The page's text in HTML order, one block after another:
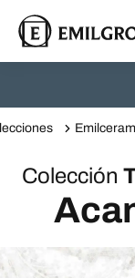
Colección